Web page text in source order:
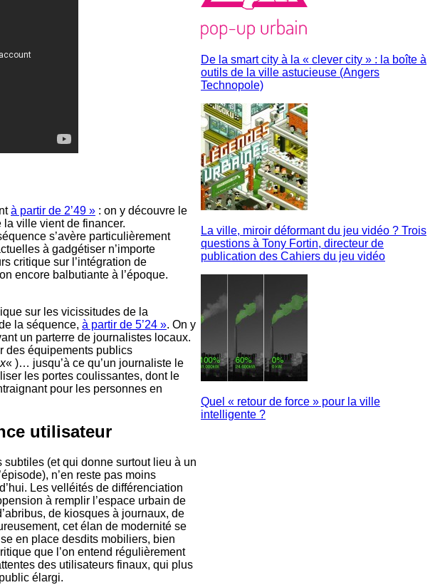
à partir de 2’49 » : on y découvre le
ville vient de financer.
s’avère particulièrement
à gadgétiser n’importe
critique sur l’intégration de
encore balbutiante à l’époque.
sur les vicissitudes de la
la séquence, à partir de 5’24 ». On y
un parterre de journalistes locaux.
des équipements publics
« )… jusqu’à ce qu’un journaliste le
les portes coulissantes, dont le
pour les personnes en
utilisateur
subtiles (et qui donne surtout lieu à un
n’en reste pas moins
Les velléités de différenciation
à remplir l’espace urbain de
de kiosques à journaux, de
cet élan de modernité se
en place desdits mobiliers, bien
que l’on entend régulièrement
des utilisateurs finaux, qui plus
élargi.
De la smart city à la « clever city » : la boîte à
outils de la ville astucieuse (Angers
Technopole)
La ville, miroir déformant du jeu vidéo ? Trois
questions à Tony Fortin, directeur de
publication des Cahiers du jeu vidéo
Quel « retour de force » pour la ville
intelligente ?